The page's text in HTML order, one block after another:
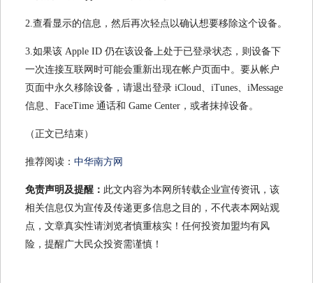
2.查看显示的信息，然后再次轻点以确认想要移除这个设备。
3.如果该 Apple ID 仍在该设备上处于已登录状态，则设备下
一次连接互联网时可能会重新出现在帐户页面中。要从帐户
页面中永久移除设备，请退出登录 iCloud、iTunes、iMessage
信息、FaceTime 通话和 Game Center，或者抹掉设备。
（正文已结束）
推荐阅读： 中华南方网
免责声明及提醒： 此文内容为本网所转载企业宣传资讯，该
相关信息仅为宣传及传递更多信息之目的，不代表本网站观
点，文章真实性请浏览者慎重核实！任何投资加盟均有风
险，提醒广大民众投资需谨慎！